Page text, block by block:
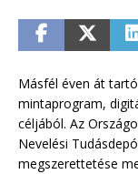
Másfél éven át
mintaprogram,
céljából. Az
Nevelési
megszerettetése